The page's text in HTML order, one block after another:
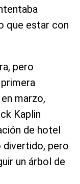
que estar con
pero
marzo,
Kaplin
de hotel
divertido, pero
un árbol de